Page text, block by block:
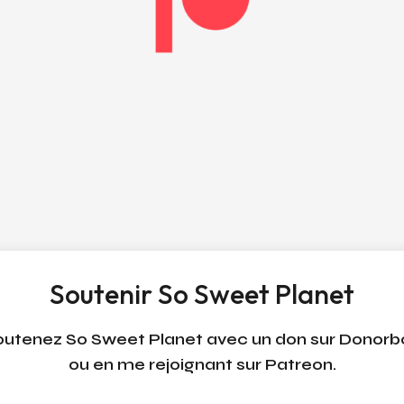
Soutenir So Sweet Planet
So Sweet Planet avec un don sur
ou en me rejoignant sur Patreon.